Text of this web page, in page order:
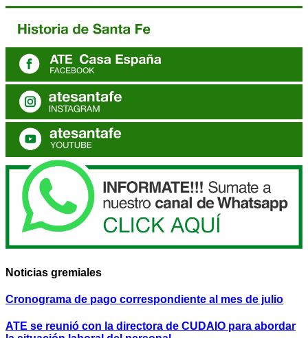
Noticias gremiales
Cronograma de pago correspondiente al mes de julio
ATE se reunió con la directora de CUDAIO para abordar